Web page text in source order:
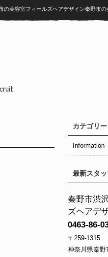
の美容室フィールズヘアデザイン秦野市
カテゴリー
Information
最新スタ
秦野市渋
ズヘアデ
0463-86-
〒259-1315
神奈川県秦野